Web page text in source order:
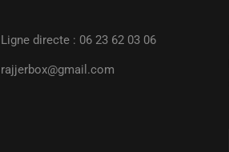
Ligne directe : 06 23 62 03 06
rajjerbox@gmail.com